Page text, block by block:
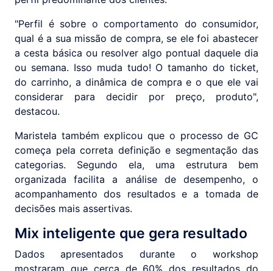
"Perfil é sobre o comportamento do consumidor,
qual é a sua missão de compra, se ele foi abastecer
a cesta básica ou resolver algo pontual daquele dia
ou semana. Isso muda tudo! O tamanho do ticket,
do carrinho, a dinâmica de compra e o que ele vai
considerar para decidir por preço, produto",
destacou.
Maristela também explicou que o processo de GC
começa pela correta definição e segmentação das
categorias. Segundo ela, uma estrutura bem
organizada facilita a análise de desempenho, o
acompanhamento dos resultados e a tomada de
decisões mais assertivas.
Mix inteligente que gera resultado
Dados apresentados durante o workshop